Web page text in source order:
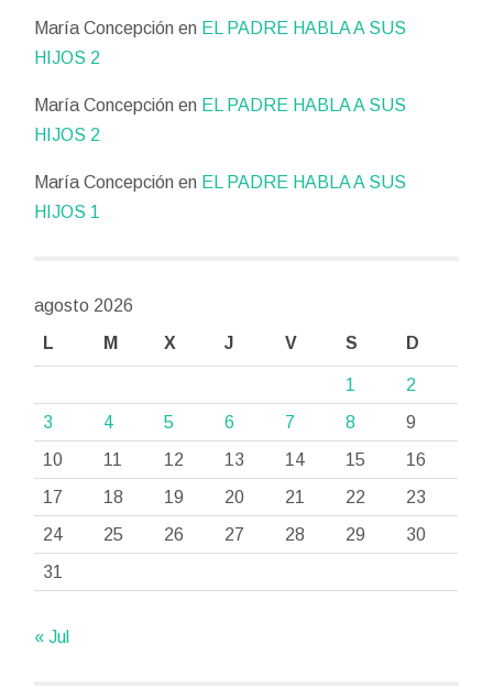
María Concepción en EL PADRE HABLA A SUS
HIJOS 2
María Concepción en EL PADRE HABLA A SUS
HIJOS 2
María Concepción en EL PADRE HABLA A SUS
HIJOS 1
agosto 2026
L
M X J V S D
1
2
3
4 5 6 7 8
9
10
11 12 13 14 15
16
17
18 19 20 21 22
23
24
25 26 27 28 29
30
31
« Jul